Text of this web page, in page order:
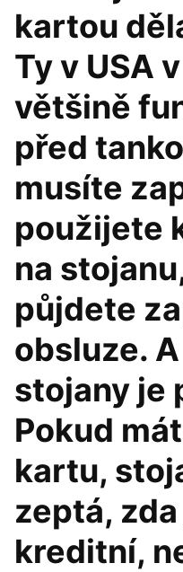
kartou
Ty v USA
většině
před
musíte
použijete
na
půjdete
obsluze.
stojany je
Pokud
kartu,
zeptá,
kreditní,